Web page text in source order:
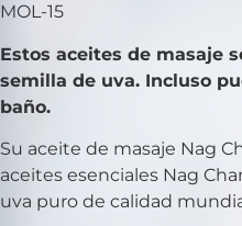
MOL-15
Estos aceites de masaje
semilla de uva. Incluso
baño.
Su aceite de masaje Nag
aceites esenciales Nag
uva puro de calidad